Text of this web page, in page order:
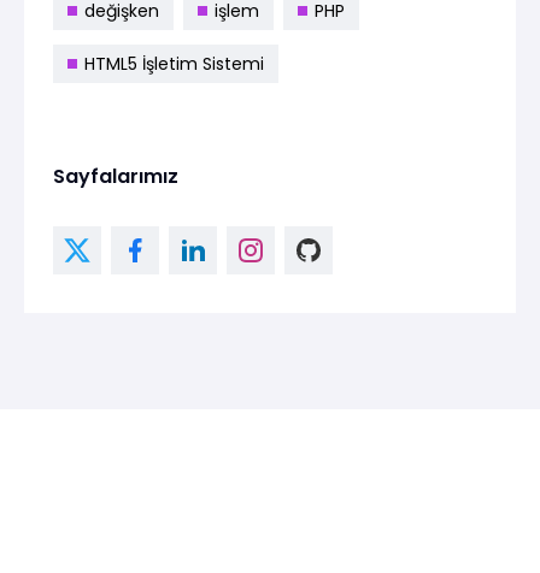
değişken işlem PHP
HTML5 İşletim Sistemi
Sayfalarımız